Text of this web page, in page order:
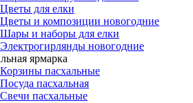
Цветы для елки
Цветы и композиции новогодние
Шары и наборы для елки
Электрогирлянды новогодние
ярмарка
Корзины пасхальные
Посуда пасхальная
Свечи пасхальные